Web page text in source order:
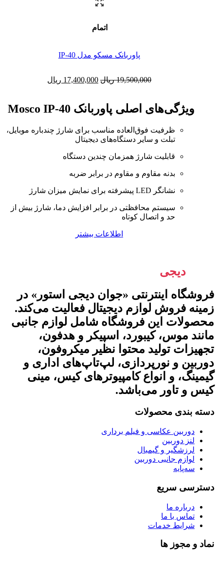
اتمام
پاوربانک مسکو مدل IP-40
19,500,000 ریال 17,400,000 ریال
ویژگی‌های اصلی پاوربانک Mosco IP-40
ظرفیت فوق‌العاده مناسب برای شارژ چندباره موبایل،
تبلت و سایر دستگاه‌های دیجیتال
قابلیت شارژ همزمان چندین دستگاه
بدنه مقاوم و مقاوم در برابر ضربه
نشانگر LED پیشرفته برای نمایش میزان شارژ
سیستم محافظتی در برابر افزایش دما، شارژ بیش از
حد و اتصال کوتاه
اطلاعات بیشتر
دیجی
فروشگاه اینترنتی «جوان دیجی استور» در
زمینه فروش لوازم دیجیتال فعالیت می‌کند.
محصولات این فروشگاه شامل لوازم جانبی
مانند موس، کیبورد، اسپیکر و هدفون،
تجهیزات تولید محتوا نظیر میکروفون،
دوربین و نورپردازی، لپ‌تاپ‌های اداری و
گیمینگ، و انواع کامپیوترهای کیس، مینی
کیس و تاور می‌باشد.
دسته بندی محصولات
دوربین عکاسی و فیلم برداری
لنز دوربین
لرزشگیر و گیمبال
لوازم جانبی دوربین
سه‌پایه
دسترسی سریع
درباره ما
تماس با ما
شرایط خدمات
نماد و مجوز ها